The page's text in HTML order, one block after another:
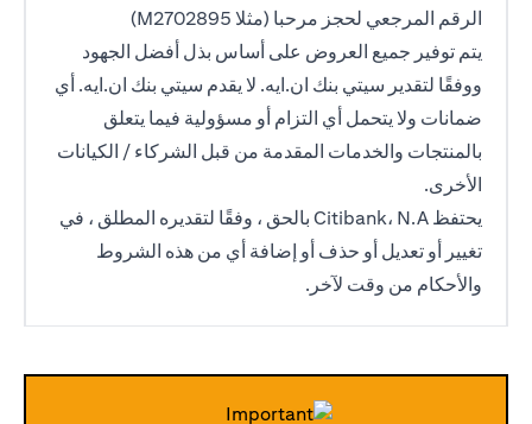
الرقم المرجعي لحجز مرحبا (مثلا M2702895)
يتم توفير جميع العروض على أساس بذل أفضل الجهود
ووفقًا لتقدير سيتي بنك ان.ايه. لا يقدم سيتي بنك ان.ايه. أي
ضمانات ولا يتحمل أي التزام أو مسؤولية فيما يتعلق
بالمنتجات والخدمات المقدمة من قبل الشركاء / الكيانات
الأخرى.
يحتفظ Citibank، N.A بالحق ، وفقًا لتقديره المطلق ، في
تغيير أو تعديل أو حذف أو إضافة أي من هذه الشروط
والأحكام من وقت لآخر.